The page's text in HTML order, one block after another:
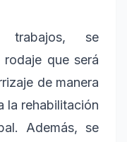
se
que será
de manera
la rehabilitación
Además, se